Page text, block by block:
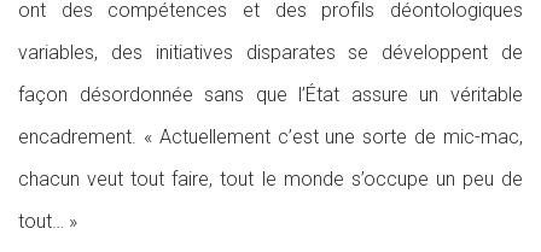
ont des compétences et des profils déontologiques
variables, des initiatives disparates se développent de
façon désordonnée sans que l’État assure un véritable
encadrement. « Actuellement c’est une sorte de mic-mac,
chacun veut tout faire, tout le monde s’occupe un peu de
tout… »